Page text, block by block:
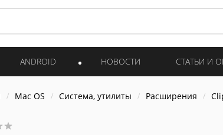
ANDROID НОВОСТИ СТАТЬИ И
Mac OS Система, утилиты Расширения